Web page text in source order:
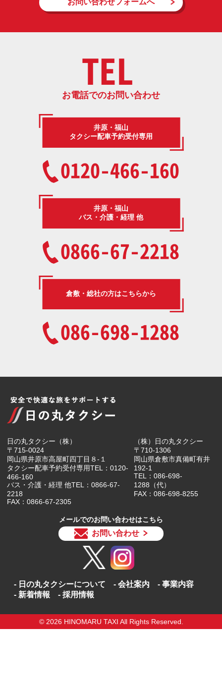
お問い合わせフォームへ
TEL
お電話でのお問い合わせ
井原・福山
タクシー配車予約受付専用
0120-466-160
井原・福山
バス・介護・経理 他
0866-67-2218
倉敷・総社の方はこちらから
086-698-1288
日の丸タクシー（株）
〒715-0024
岡山県井原市高屋町四丁目８-１
タクシー配車予約受付専用TEL：0120-
466-160
バス・介護・経理 他TEL：0866-67-
2218
FAX：0866-67-2305
（株）日の丸タクシー
〒710-1306
岡山県倉敷市真備町有井
192-1
TEL：086-698-
1288（代）
FAX：086-698-8255
メールでのお問い合わせはこちら
お問い合わせ
日の丸タクシーについて 会社案内
事業内容
新着情報
採用情報
© 2026 HINOMARU TAXI All Rights Reserved.